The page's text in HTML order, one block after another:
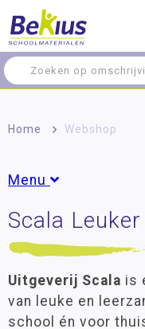
Home > Webshop
Menu
Leermiddelen
Meer-/
Spel/ontwikkeling
Nieuw
Scala
Uitgeverij Scala is
van leuke en
school én voor